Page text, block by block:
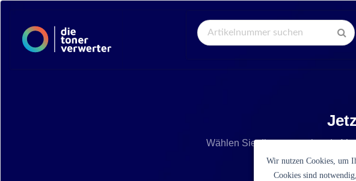
Global Search
Wählen Sie die entsprechende
Wir nutzen Cookies, um
Cookies sind